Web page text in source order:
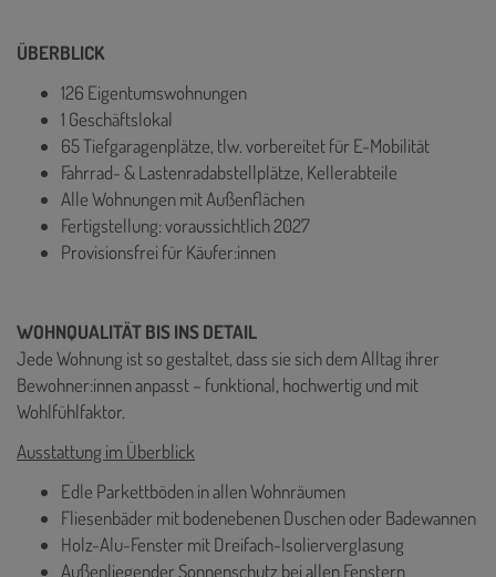
ÜBERBLICK
126 Eigentumswohnungen
1 Geschäftslokal
65 Tiefgaragenplätze, tlw. vorbereitet für E-Mobilität
Fahrrad- & Lastenradabstellplätze, Kellerabteile
Alle Wohnungen mit Außenflächen
Fertigstellung: voraussichtlich 2027
Provisionsfrei für Käufer:innen
WOHNQUALITÄT BIS INS DETAIL
Jede Wohnung ist so gestaltet, dass sie sich dem Alltag ihrer
Bewohner:innen anpasst – funktional, hochwertig und mit
Wohlfühlfaktor.
Ausstattung im Überblick
Edle Parkettböden in allen Wohnräumen
Fliesenbäder mit bodenebenen Duschen oder Badewannen
Holz-Alu-Fenster mit Dreifach-Isolierverglasung
Außenliegender Sonnenschutz bei allen Fenstern